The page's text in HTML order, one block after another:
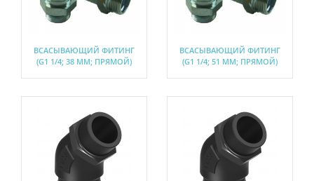
ВСАСЫВАЮЩИЙ ФИТИНГ
(G1 1/4; 38 ММ; ПРЯМОЙ)
ВСАСЫВАЮЩИЙ ФИТИНГ
(G1 1/4; 51 ММ; ПРЯМОЙ)